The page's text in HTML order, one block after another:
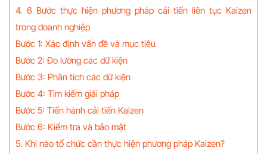
4. 6 Bước thực hiện phương pháp cải tiến liên tục Kaizen
trong doanh nghiệp
Bước 1: Xác định vấn đề và mục tiêu
Bước 2: Đo lường các dữ kiện
Bước 3: Phân tích các dữ kiện
Bước 4: Tìm kiếm giải pháp
Bước 5: Tiến hành cải tiến Kaizen
Bước 6: Kiểm tra và bảo mật
5. Khi nào tổ chức cần thực hiện phương pháp Kaizen?